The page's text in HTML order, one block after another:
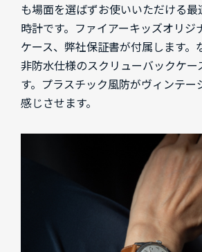
も場面を選ばずお使いいただける最
時計です。ファイアーキッズオリジ
ケース、弊社保証書が付属します。
非防水仕様のスクリューバックケー
す。プラスチック風防がヴィンテー
感じさせます。